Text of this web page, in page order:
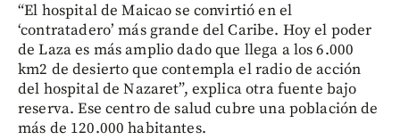
“El hospital de Maicao se convirtió en el
‘contratadero’ más grande del Caribe. Hoy el poder
de Laza es más amplio dado que llega a los 6.000
km2 de desierto que contempla el radio de acción
del hospital de Nazaret”, explica otra fuente bajo
reserva. Ese centro de salud cubre una población de
más de 120.000 habitantes.